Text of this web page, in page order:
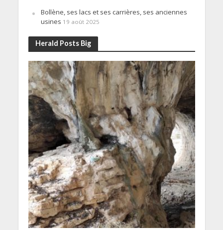
Bollène, ses lacs et ses carrières, ses anciennes
usines 19 août 2025
Herald Posts Big